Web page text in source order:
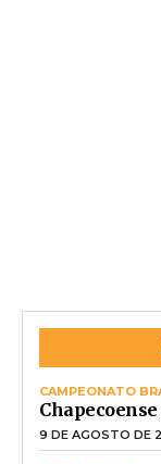
CAMPEONATO
9 DE AGOSTO DE